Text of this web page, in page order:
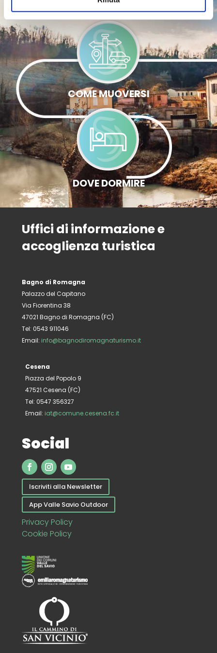
INFO UTILI
COME MUOVERSI
DOVE DORMIRE
Uffici di informazione e
accoglienza turistica
Bagno di Romagna
Palazzo del Capitano
Via Fiorentina 38
47021 Bagno di Romagna (FC)
Tel: 0543 911046
Email: info@bagnodiromagnaturismo.it
Cesena
Piazza del Popolo 9
47521 Cesena (FC)
Tel: 0547 356327
Email: iat@comune.cesena.fc.it
Social
Iscriviti alla Newsletter
App Valle Savio Outdoor
Privacy Policy
Cookie Policy